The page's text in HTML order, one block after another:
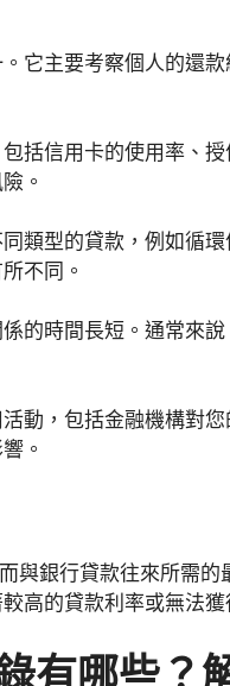
它主要考察個人的還
括信用卡的使用率、
。
類型的貸款，例如循
不同。
的時間長短。通常來
動，包括金融機構對
。
與銀行貸款往來所需的
高的貸款利率或無法獲
有哪些？